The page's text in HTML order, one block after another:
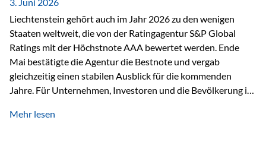
Liechtenstein gehört auch im Jahr 2026 zu den wenigen
Staaten weltweit, die von der Ratingagentur S&P Global
Ratings mit der Höchstnote AAA bewertet werden. Ende
Mai bestätigte die Agentur die Bestnote und vergab
gleichzeitig einen stabilen Ausblick für die kommenden
Jahre. Für Unternehmen, Investoren und die Bevölkerung ist
finanzielle Stabilität des Landes sowie das Vertrauen
Mehr lesen